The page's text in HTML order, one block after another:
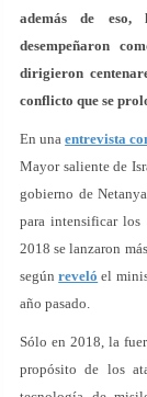
además de eso,
desempeñaron
dirigieron
conflicto que se
En unaentrevista
Mayor saliente de
gobierno de
para intensificar los
2018 se lanzaron
segúnreveló el
año pasado.
Sólo en 2018, la
propósito de los